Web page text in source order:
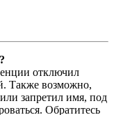
отключил
Также возможно,
запретил имя, под
Обратитесь